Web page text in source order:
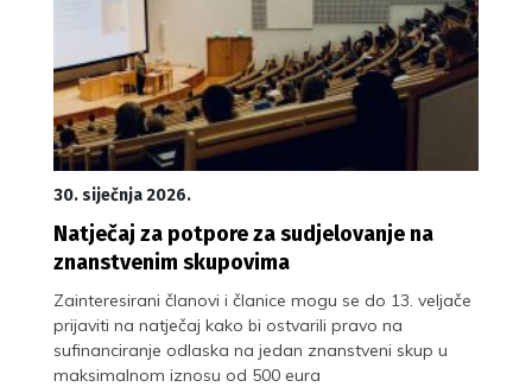
30. siječnja 2026.
Natječaj za potpore za sudjelovanje na
znanstvenim skupovima
Zainteresirani članovi i članice mogu se do 13. veljače
prijaviti na natječaj kako bi ostvarili pravo na
sufinanciranje odlaska na jedan znanstveni skup u
maksimalnom iznosu od 500 eura